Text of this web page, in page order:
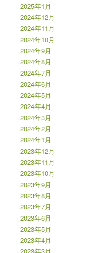
2025年1月
2024年12月
2024年11月
2024年10月
2024年9月
2024年8月
2024年7月
2024年6月
2024年5月
2024年4月
2024年3月
2024年2月
2024年1月
2023年12月
2023年11月
2023年10月
2023年9月
2023年8月
2023年7月
2023年6月
2023年5月
2023年4月